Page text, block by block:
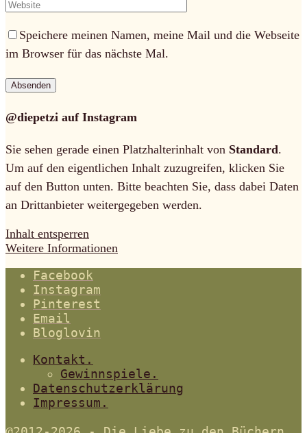
Speichere meinen Namen, meine Mail und die Webseite
im Browser für das nächste Mal.
@diepetzi auf Instagram
Sie sehen gerade einen Platzhalterinhalt von Standard.
Um auf den eigentlichen Inhalt zuzugreifen, klicken Sie
auf den Button unten. Bitte beachten Sie, dass dabei Daten
an Drittanbieter weitergegeben werden.
Inhalt entsperren
Weitere Informationen
Facebook
Instagram
Pinterest
Email
Bloglovin
Kontakt.
Gewinnspiele.
Datenschutzerklärung
Impressum.